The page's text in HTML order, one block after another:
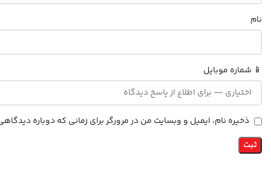
نام
📱 شماره موبایل
ذخیره نام، ایمیل و وبسایت من در مرورگر برای زمانی که دوباره